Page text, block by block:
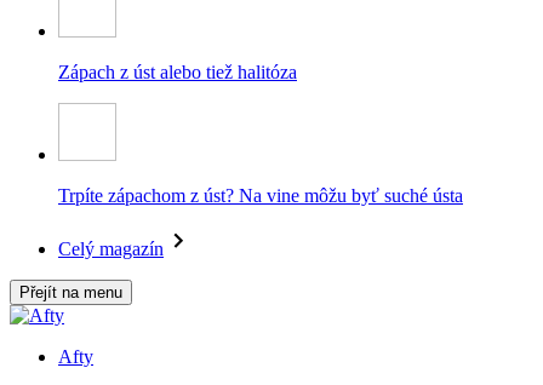
Zápach z úst alebo tiež halitóza
Trpíte zápachom z úst? Na vine môžu byť suché ústa
Celý magazín
Přejít na menu
Afty